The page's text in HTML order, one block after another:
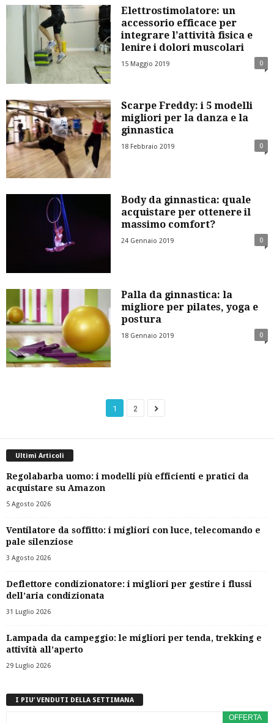
Elettrostimolatore: un
accessorio efficace per
integrare l’attività fisica e
lenire i dolori muscolari
15 Maggio 2019 0
Scarpe Freddy: i 5 modelli
migliori per la danza e la
ginnastica
18 Febbraio 2019 0
Body da ginnastica: quale
acquistare per ottenere il
massimo comfort?
24 Gennaio 2019 0
Palla da ginnastica: la
migliore per pilates, yoga e
postura
18 Gennaio 2019 0
1 2
Ultimi Articoli
Regolabarba uomo: i modelli più efficienti e pratici da
acquistare su Amazon
5 Agosto 2026
Ventilatore da soffitto: i migliori con luce, telecomando e
pale silenziose
3 Agosto 2026
Deflettore condizionatore: i migliori per gestire i flussi
dell’aria condizionata
31 Luglio 2026
Lampada da campeggio: le migliori per tenda, trekking e
attività all’aperto
29 Luglio 2026
I PIU’ VENDUTI DELLA SETTIMANA
OFFERTA